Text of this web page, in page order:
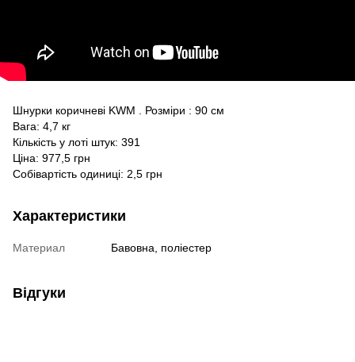
Шнурки коричневі KWM . Розміри : 90 см
Вага: 4,7 кг
Кількість у лоті штук: 391
Ціна: 977,5 грн
Собівартість одиниці: 2,5 грн
Характеристики
Материал Бавовна, поліестер
Відгуки